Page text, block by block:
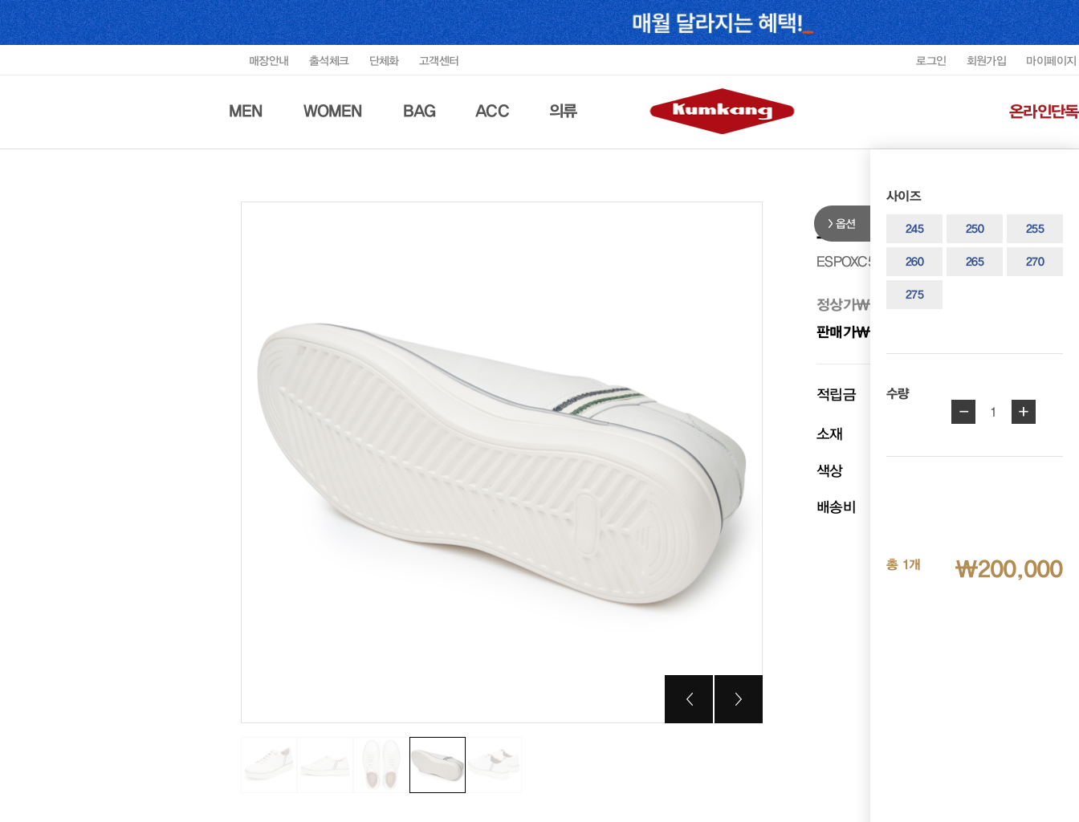
매장안내 출석체크 단체화 고객센터 로그인 회원가입 마이페이지
MEN WOMEN BAG ACC 의류 온라인단독
옵션
사이즈
245 250 255
260 265 270
275
수량
- 1 +
총 1개 ₩200,000
오르바 남성 스니커즈
ESPOXC5267MORUF9
정상가₩ 250,000
판매가₩ 200,000
적립금
소재
색상
배송비